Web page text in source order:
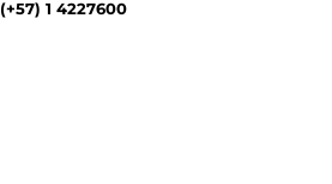
(+57) 1 4227600